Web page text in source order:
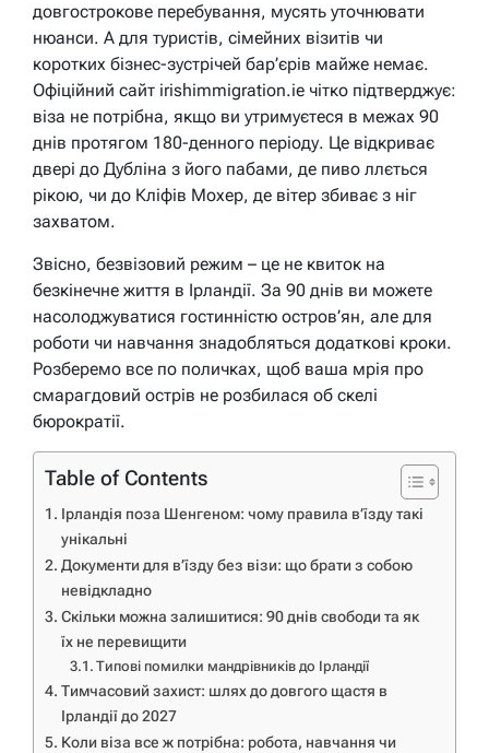
довгострокове перебування, мусять уточнювати
нюанси. А для туристів, сімейних візитів чи
коротких бізнес-зустрічей бар’єрів майже немає.
Офіційний сайт irishimmigration.ie чітко підтверджує:
віза не потрібна, якщо ви утримуєтеся в межах 90
днів протягом 180-денного періоду. Це відкриває
двері до Дубліна з його пабами, де пиво ллється
рікою, чи до Кліфів Мохер, де вітер збиває з ніг
захватом.
Звісно, безвізовий режим – це не квиток на
безкінечне життя в Ірландії. За 90 днів ви можете
насолоджуватися гостинністю остров’ян, але для
роботи чи навчання знадобляться додаткові кроки.
Розберемо все по поличках, щоб ваша мрія про
смарагдовий острів не розбилася об скелі
бюрократії.
Table of Contents
Ірландія поза Шенгеном: чому правила в’їзду такі
унікальні
Документи для в’їзду без візи: що брати з собою
невідкладно
Скільки можна залишитися: 90 днів свободи та як
їх не перевищити
Типові помилки мандрівників до Ірландії
Тимчасовий захист: шлях до довгого щастя в
Ірландії до 2027
Коли віза все ж потрібна: робота, навчання чи